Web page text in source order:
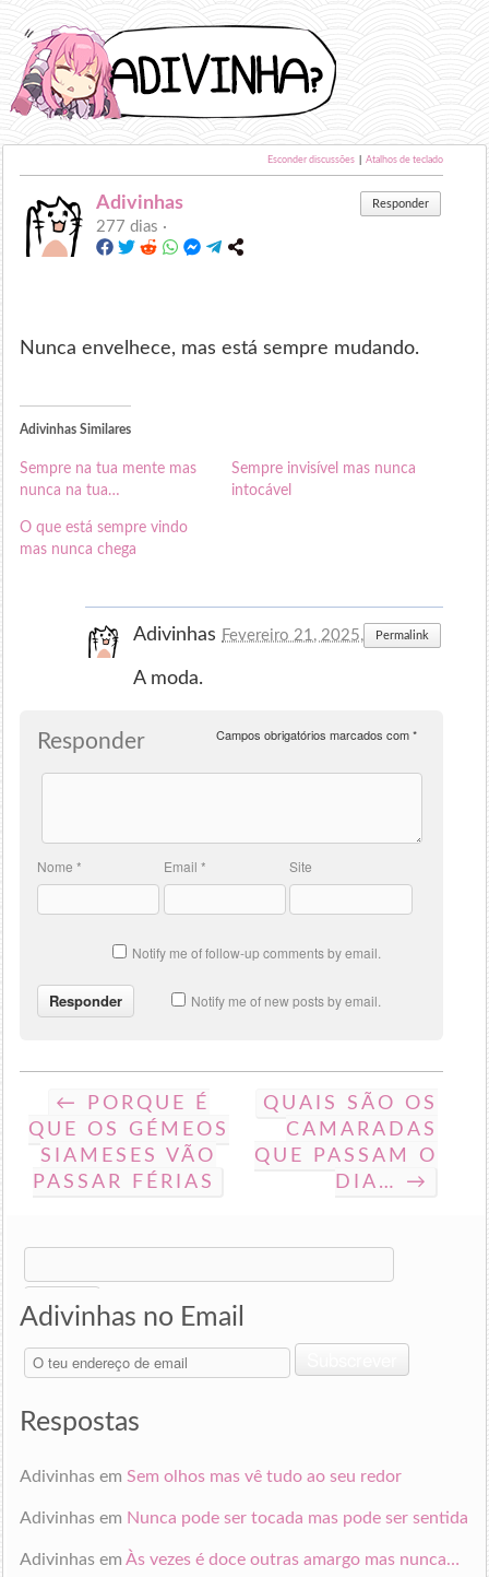
Esconder discussões Atalhos de teclado
Adivinhas Responder
277 dias ·
Nunca envelhece, mas está sempre mudando.
Adivinhas Similares
Sempre na tua mente mas
nunca na tua…
Sempre invisível mas nunca
intocável
O que está sempre vindo
mas nunca chega
Adivinhas Fevereiro 21, 2025, às 18:04
Permalink
A moda.
Responder Campos obrigatórios marcados com*
Nome* Email * Site
Notify me of follow-up comments by email.
Notify me of new posts by email.
← PORQUE É
QUE OS GÉMEOS
SIAMESES VÃO
PASSAR FÉRIAS
QUAIS SÃO OS
CAMARADAS
QUE PASSAM O
DIA… →
Search
for:
Adivinhas no Email
O
teu
de
Respostas
Adivinhasem Sem olhos mas vê tudo ao seu redor
Adivinhasem Nunca pode ser tocada mas pode ser sentida
Adivinhasem Às vezes é doce outras amargo mas nunca…